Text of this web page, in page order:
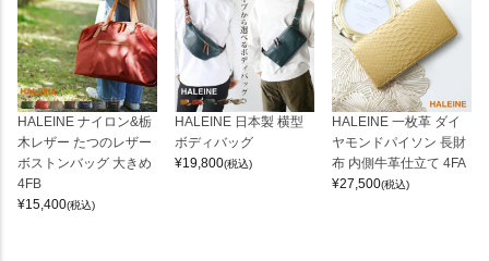
HALEINE ナイロン&栃
木レザー たつのレザー
ボストンバッグ 大きめ
4FB
¥15,400(税込)
HALEINE 日本製 横型
ボディバッグ
¥19,800(税込)
HALEINE 一枚革 ダイ
ヤモンドパイソン 長財
布 内側牛革仕立て 4FA
¥27,500(税込)